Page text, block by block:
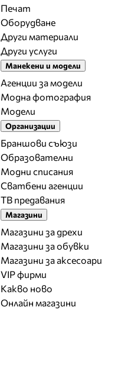
Печат
Оборудване
Други материали
Други услуги
Манекени и модели
Агенции за модели
Модна фотография
Модели
Организации
Браншови съюзи
Образователни
Модни списания
Сватбени агенции
ТВ предавания
Магазини
Магазини за дрехи
Магазини за обувки
Магазини за aксесоари
VIP фирми
Какво ново
Онлайн магазини